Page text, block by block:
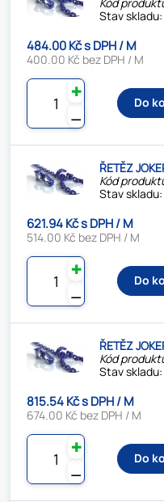
Stav
484.00 Kč s DPH / M
400.00 Kč bez DPH / M
⚊
✚
Do
ŘETĚZ
Kód
Stav skladu:
621.94 Kč s DPH / M
514.00 Kč bez DPH / M
⚊
✚
Do
ŘETĚZ
Kód
Stav skladu:
815.54 Kč s DPH / M
674.00 Kč bez DPH / M
⚊
✚
Do